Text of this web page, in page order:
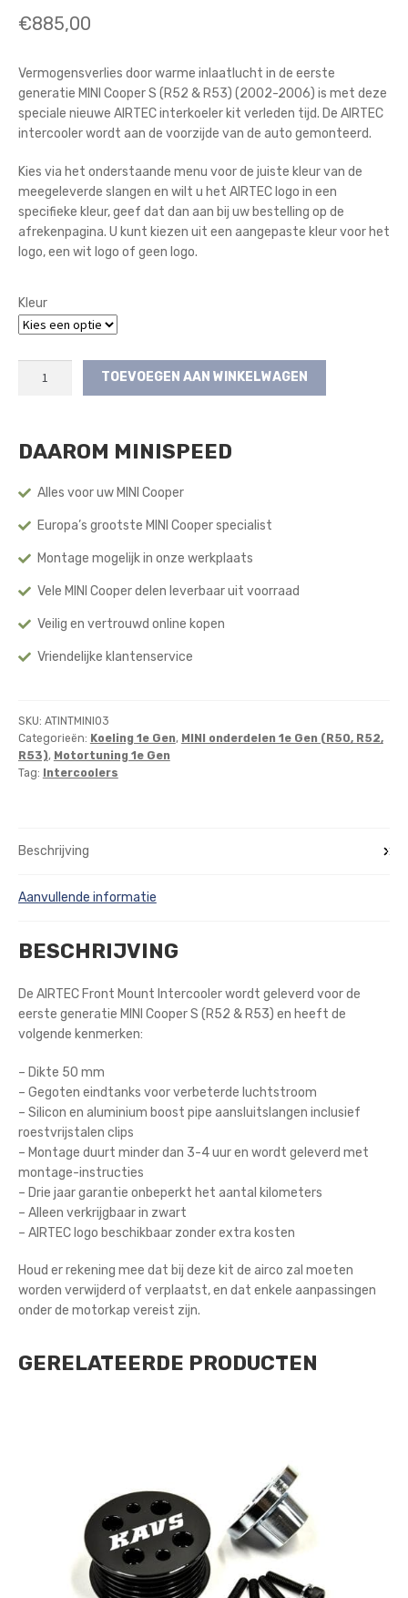
€885,00
Vermogensverlies door warme inlaatlucht in de eerste
generatie MINI Cooper S (R52 & R53) (2002-2006) is met deze
speciale nieuwe AIRTEC interkoeler kit verleden tijd. De AIRTEC
intercooler wordt aan de voorzijde van de auto gemonteerd.
Kies via het onderstaande menu voor de juiste kleur van de
meegeleverde slangen en wilt u het AIRTEC logo in een
specifieke kleur, geef dat dan aan bij uw bestelling op de
afrekenpagina. U kunt kiezen uit een aangepaste kleur voor het
logo, een wit logo of geen logo.
Kleur
(R52/R53)
2006)
TOEVOEGEN AAN WINKELWAGEN
DAAROM MINISPEED
Alles voor uw MINI Cooper
Europa’s grootste MINI Cooper specialist
Montage mogelijk in onze werkplaats
Vele MINI Cooper delen leverbaar uit voorraad
Veilig en vertrouwd online kopen
Vriendelijke klantenservice
SKU: ATINTMINI03
Categorieën: Koeling 1e Gen, MINI onderdelen 1e Gen (R50, R52,
R53), Motortuning 1e Gen
Tag: Intercoolers
Beschrijving
Aanvullende informatie
BESCHRIJVING
De AIRTEC Front Mount Intercooler wordt geleverd voor de
eerste generatie MINI Cooper S (R52 & R53) en heeft de
volgende kenmerken:
– Dikte 50 mm
– Gegoten eindtanks voor verbeterde luchtstroom
– Silicon en aluminium boost pipe aansluitslangen inclusief
roestvrijstalen clips
– Montage duurt minder dan 3-4 uur en wordt geleverd met
montage-instructies
– Drie jaar garantie onbeperkt het aantal kilometers
– Alleen verkrijgbaar in zwart
– AIRTEC logo beschikbaar zonder extra kosten
Houd er rekening mee dat bij deze kit de airco zal moeten
worden verwijderd of verplaatst, en dat enkele aanpassingen
onder de motorkap vereist zijn.
GERELATEERDE PRODUCTEN